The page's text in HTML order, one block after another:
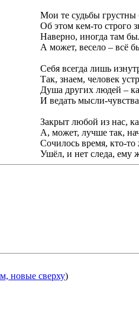
Мои те судьбы
Об этом кем-то строго
Наверно, иногда там
А может, весело – всё
Себя всегда лишь
Так, знаем, человек
Душа других людей –
И ведать мысли-
Закрыт любой из нас,
А, может, лучше так,
Сочилось время, кто-
Ушёл, и нет следа, ему
новые сверху)